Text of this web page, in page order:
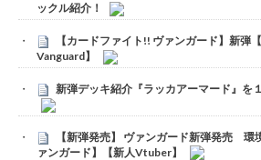
ックル紹介！
【カードファイト!! ヴァンガード】新弾
Vanguard】
新弾デッキ紹介『ラッカアーマード』を
【新弾発売】 ヴァンガード新弾発売 環
ァンガード】【新人Vtuber】